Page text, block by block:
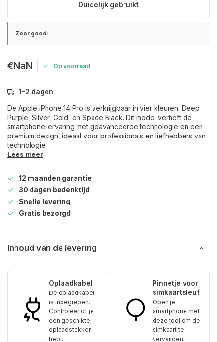
Duidelijk gebruikt
Zeer goed:
€NaN Op voorraad
1-2 dagen
De Apple iPhone 14 Pro is verkrijgbaar in vier kleuren: Deep
Purple, Silver, Gold, en Space Black. Dit model verheft de
smartphone-ervaring met geavanceerde technologie en een
premium design, ideaal voor professionals en liefhebbers van
technologie.
Lees meer
12 maanden garantie
30 dagen bedenktijd
Snelle levering
Gratis bezorgd
Inhoud van de levering
Oplaadkabel
De oplaadkabel
is inbegrepen.
Controleer of je
een geschikte
oplaadstekker
hebt.
Pinnetje voor
simkaartsleuf
Open je
smartphone met
deze tool om de
simkaart te
vervangen.